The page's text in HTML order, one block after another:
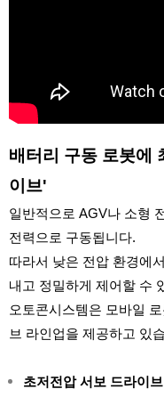
배터리 구동 로봇에
이브'
일반적으로 AGV나 소형
전력으로 구동됩니다.
따라서 낮은 전압 환경에
내고 정밀하게 제어할 수
오토콘시스템은 모바일
브 라인업을 제공하고 있
초저전압 서보 드라이